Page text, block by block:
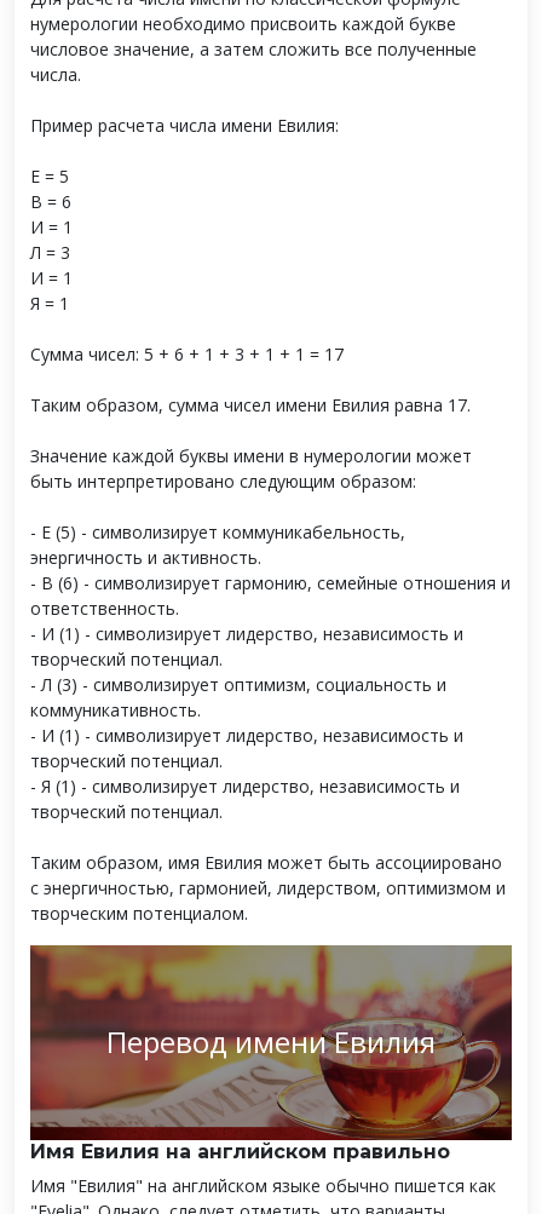
нумерологии необходимо присвоить каждой букве
числовое значение, а затем сложить все полученные
числа.
Пример расчета числа имени Евилия:
Е = 5
В = 6
И = 1
Л = 3
И = 1
Я = 1
Сумма чисел: 5 + 6 + 1 + 3 + 1 + 1 = 17
Таким образом, сумма чисел имени Евилия равна 17.
Значение каждой буквы имени в нумерологии может
быть интерпретировано следующим образом:
- Е (5) - символизирует коммуникабельность,
энергичность и активность.
- В (6) - символизирует гармонию, семейные отношения и
ответственность.
- И (1) - символизирует лидерство, независимость и
творческий потенциал.
- Л (3) - символизирует оптимизм, социальность и
коммуникативность.
- И (1) - символизирует лидерство, независимость и
творческий потенциал.
- Я (1) - символизирует лидерство, независимость и
творческий потенциал.
Таким образом, имя Евилия может быть ассоциировано
с энергичностью, гармонией, лидерством, оптимизмом и
творческим потенциалом.
Перевод имени Евилия
Имя Евилия на английском правильно
Имя "Евилия" на английском языке обычно пишется как